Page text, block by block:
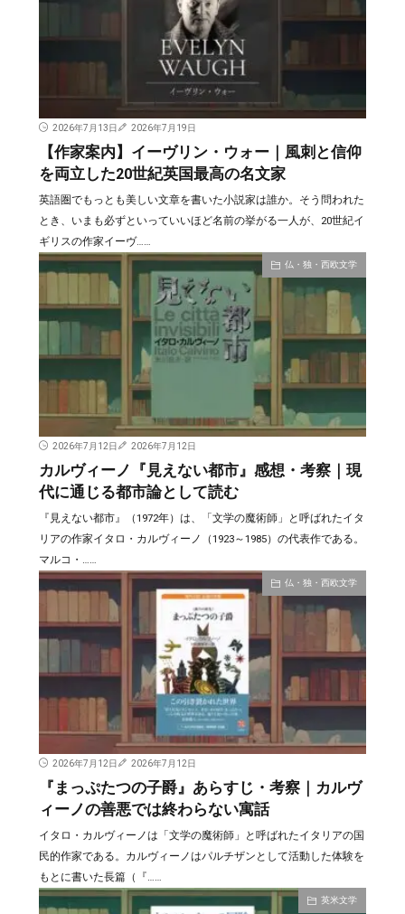
2026年7月13日 2026年7月19日
【作家案内】イーヴリン・ウォー｜風刺と信仰
を両立した20世紀英国最高の名文家
英語圏でもっとも美しい文章を書いた小説家は誰か。そう問われた
とき、いまも必ずといっていいほど名前の挙がる一人が、20世紀イ
ギリスの作家イーヴ……
仏・独・西欧文学
2026年7月12日 2026年7月12日
カルヴィーノ『見えない都市』感想・考察｜現
代に通じる都市論として読む
『見えない都市』（1972年）は、「文学の魔術師」と呼ばれたイタ
リアの作家イタロ・カルヴィーノ（1923～1985）の代表作である。
マルコ・……
仏・独・西欧文学
2026年7月12日 2026年7月12日
『まっぷたつの子爵』あらすじ・考察｜カルヴ
ィーノの善悪では終わらない寓話
イタロ・カルヴィーノは「文学の魔術師」と呼ばれたイタリアの国
民的作家である。カルヴィーノはパルチザンとして活動した体験を
もとに書いた長篇（『……
英米文学